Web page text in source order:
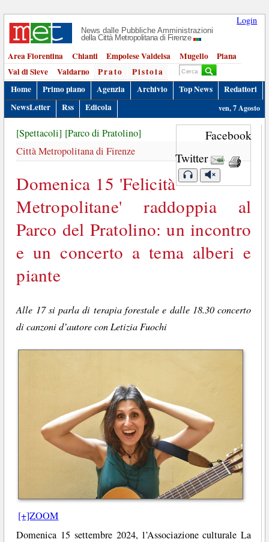
Login
News dalle Pubbliche Amministrazioni
della Città Metropolitana di Firenze
Area Fiorentina Chianti Empolese Valdelsa Mugello
Piana
Val di Sieve
Valdarno Prato
Pistoia
Home
Primo piano Agenzia Archivio Top News
Redattori
NewsLetter
Rss Edicola ven, 7 Agosto
Facebook
Twitter
[Spettacoli] [Parco di Pratolino]
Città Metropolitana di Firenze
Domenica 15 'Felicità
Metropolitane' raddoppia al
Parco del Pratolino: un incontro
e un concerto a tema alberi e
piante
Alle 17 si parla di terapia forestale e dalle 18.30 concerto
di canzoni d’autore con Letizia Fuochi
[+]ZOOM
Domenica 15 settembre 2024, l’Associazione culturale La